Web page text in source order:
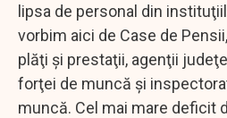
lipsa de personal din
vorbim aici de Case de
plăţi şi prestaţii, agenţii
forţei de muncă şi
muncă. Cel mai mare deficit